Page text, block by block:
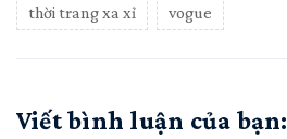
thời trang xa xỉ vogue
Viết bình luận của bạn: